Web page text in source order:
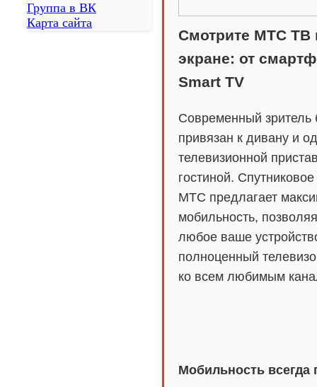
Группа в ВК
Карта сайта
Смотрите МТС ТВ
экране: от
Smart TV
Современный зритель
привязан к дивану и
телевизионной
гостиной.
МТС предлагает
мобильность,
любое ваше
полноценный
ко всем любимым
Мобильность всегда